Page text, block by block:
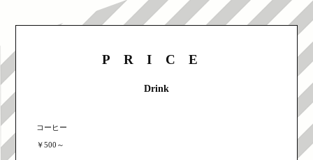
PRICE
Drink
コーヒー
￥500～